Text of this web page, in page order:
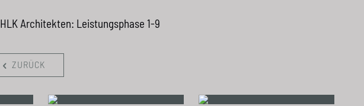
HLK Architekten: Leistungsphase 1-9
ZURÜCK